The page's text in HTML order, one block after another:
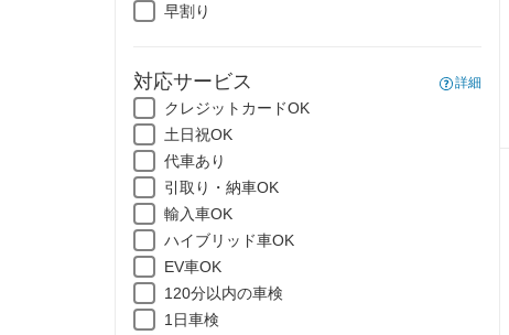
早割り
対応サービス 詳細
クレジットカードOK
土日祝OK
代車あり
引取り・納車OK
輸入車OK
ハイブリッド車OK
EV車OK
120分以内の車検
1日車検